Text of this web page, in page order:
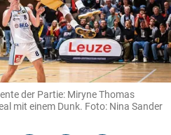
der Partie: Miryne Thomas
mit einem Dunk. Foto: Nina Sander